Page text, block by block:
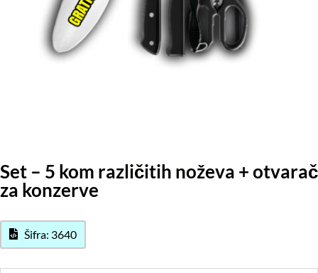
Set – 5 kom različitih noževa + otvarač
za konzerve
Šifra: 3640